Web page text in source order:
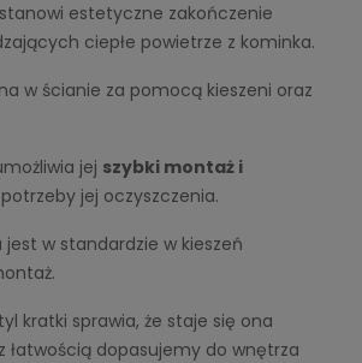
estetyczne zakończenie
ciepłe powietrze z kominka.
w ścianie za pomocą kieszeni oraz
jej szybki montaż i
jej oczyszczenia.
jest w standardzie w kieszeń
kratki sprawia, że staje się ona
łatwością dopasujemy do wnętrza